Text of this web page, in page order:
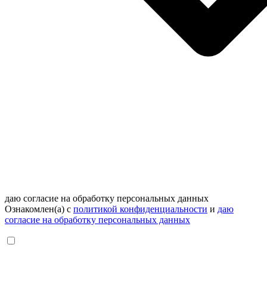
даю согласие на обработку персональных данных
Ознакомлен(а) с политикой конфиденциальности и даю
согласие на обработку персональных данных